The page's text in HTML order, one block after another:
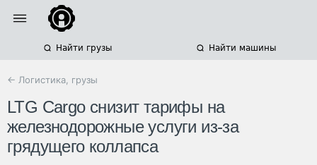
Найти грузы Найти машины
← Логистика, грузы
LTG Cargo снизит тарифы на
железнодорожные услуги из-за
грядущего коллапса